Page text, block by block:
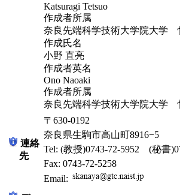
Katsuragi Tetsuo
作成者所属
奈良先端科学技術大学院大学
作成氏名
小野 直亮
作成者英名
Ono Naoaki
作成者所属
奈良先端科学技術大学院大学
連絡
先
〒630-0192
奈良県生駒市高山町8916−5
Tel: (教授)0743-72-5952 (秘書
Fax: 0743-72-5258
Email: